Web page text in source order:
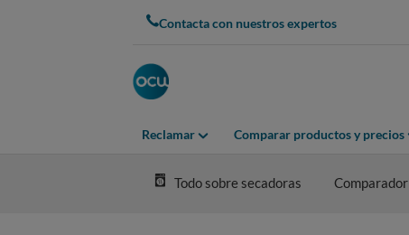
Contacta con nuestros expertos
Reclamar Comparar productos y precios
Todo sobre secadoras Comparador